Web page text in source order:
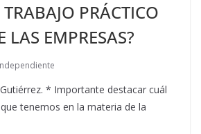
PRÁCTICO
LAS EMPRESAS?
* Importante destacar cuál
tenemos en la materia de la